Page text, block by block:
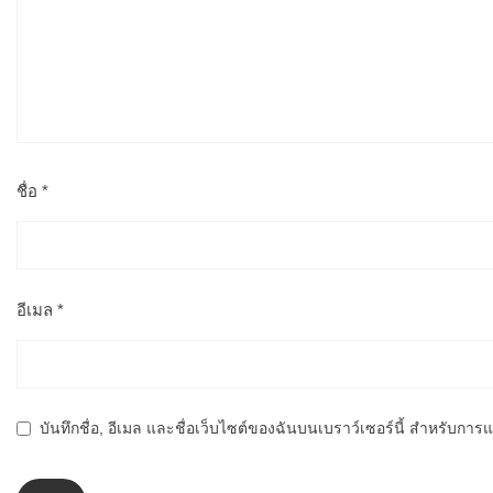
ชื่อ *
อีเมล *
บันทึกชื่อ, อีเมล และชื่อเว็บไซต์ของฉันบนเบราว์เซอร์นี้ สำหรับการ